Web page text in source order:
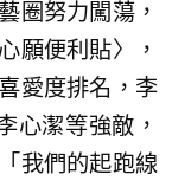
圈努力闖蕩，
願便利貼〉，
愛度排名，李
心潔等強敵，
我們的起跑線